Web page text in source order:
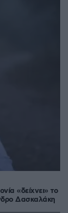
«δείχνει» το
Δασκαλάκη